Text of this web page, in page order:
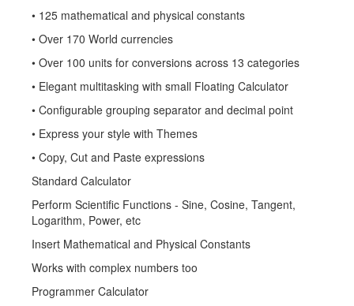
• 125 mathematical and physical constants
• Over 170 World currencies
• Over 100 units for conversions across 13 categories
• Elegant multitasking with small Floating Calculator
• Configurable grouping separator and decimal point
• Express your style with Themes
• Copy, Cut and Paste expressions
Standard Calculator
Perform Scientific Functions - Sine, Cosine, Tangent,
Logarithm, Power, etc
Insert Mathematical and Physical Constants
Works with complex numbers too
Programmer Calculator